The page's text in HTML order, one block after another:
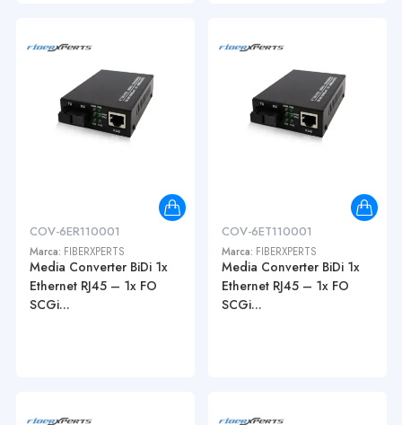
COV-6ER110001
Marca: FIBERXPERTS
Media Converter BiDi 1x
Ethernet RJ45 – 1x FO
SCGi...
COV-6ET110001
Marca: FIBERXPERTS
Media Converter BiDi 1x
Ethernet RJ45 – 1x FO
SCGi...